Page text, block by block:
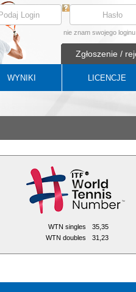
nie znam swojego loginu
Zgłoszenie /
WYNIKI LICENCJE
WTN singles
35,35
WTN doubles
31,23